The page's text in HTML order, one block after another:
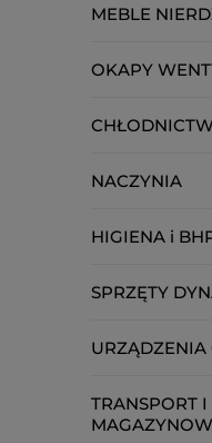
MEBLE
OKAPY
NACZYNIA
HIGIENA i
SPRZĘTY
URZĄDZENIA
TRANSPORT I